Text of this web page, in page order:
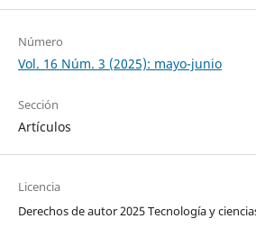
Número
Vol. 16 Núm. 3 (2025): mayo-junio
Sección
Artículos
Licencia
Derechos de autor 2025 Tecnología y